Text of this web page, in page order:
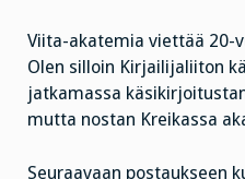
Viita-akatemia viettää 20-
Olen silloin Kirjailijaliiton
jatkamassa
mutta nostan Kreikassa
Seuraavaan postaukseen